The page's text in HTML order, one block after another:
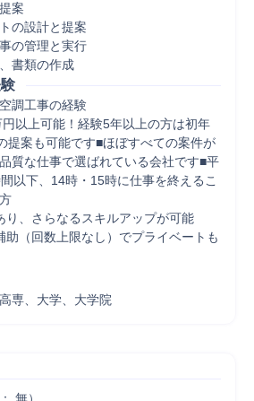
案
の設計と提案
の管理と実行
書類の作成
調工事の経験
円以上可能！経験5年以上の方は初年
提案も可能です■ほぼすべての案件が
質な仕事で選ばれている会社です■平
以下、14時・15時に仕事を終えるこ
り、さらなるスキルアップが可能
助（回数上限なし）でプライベートも
専、大学、大学院